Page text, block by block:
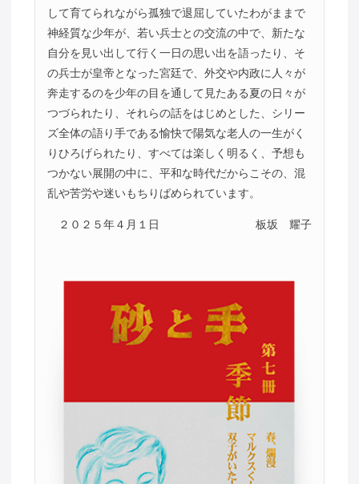
して育てられながら孤独で退屈していたわがままで
神経質な少年が、若い兵士との交流の中で、新たな
自分を見い出して行く一日の思い出を語ったり、そ
の兵士が皇帝となった宮廷で、外交や内政に人々が
奔走するのを少年の目を通して見たある夏の日々が
つづられたり、それらの話をはじめとした、シリー
ズ全体の語り手である愉快で陽気な老人の一生がく
りひろげられたり、すべては楽しく明るく、予想も
つかない展開の中に、平和な時代だからこその、混
乱や苦労や迷いもちりばめられています。
２０２５年４月１日 板坂 耀子